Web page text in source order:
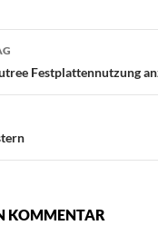
Festplattennutzung
KOMMENTAR